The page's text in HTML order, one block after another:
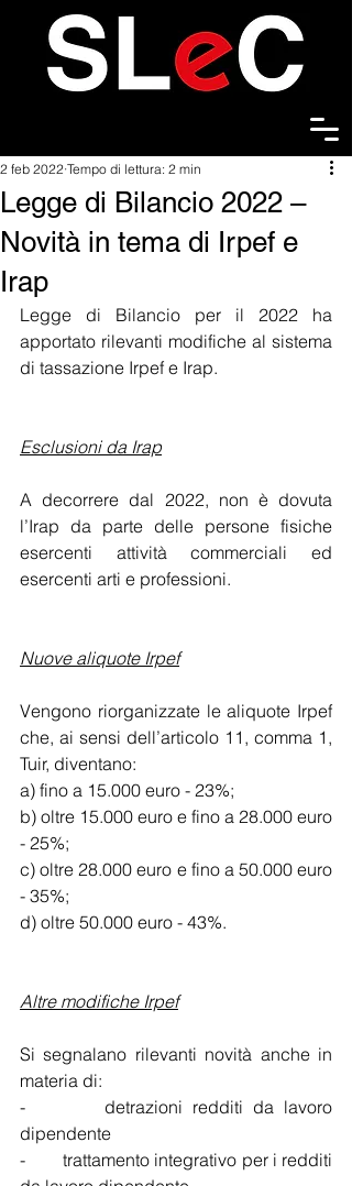
Legge di Bilancio 2022 –
Novità in tema di Irpef e
Irap
2 feb 2022 Tempo di lettura: 2 min
Legge di Bilancio per il 2022 ha
apportato rilevanti modifiche al sistema
di tassazione Irpef e Irap.
Esclusioni da Irap
A decorrere dal 2022, non è dovuta
l’Irap da parte delle persone fisiche
esercenti attività commerciali ed
esercenti arti e professioni.
Nuove aliquote Irpef
Vengono riorganizzate le aliquote Irpef
che, ai sensi dell’articolo 11, comma 1,
Tuir, diventano:
a) fino a 15.000 euro - 23%;
b) oltre 15.000 euro e fino a 28.000 euro
- 25%;
c) oltre 28.000 euro e fino a 50.000 euro
- 35%;
d) oltre 50.000 euro - 43%.
Altre modifiche Irpef
Si segnalano rilevanti novità anche in
materia di:
-        detrazioni redditi da lavoro
dipendente
-        trattamento integrativo per i redditi